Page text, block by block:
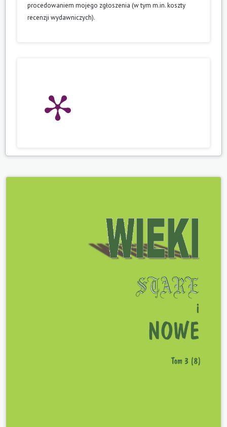
procedowaniem mojego zgłoszenia (w tym m.in. koszty
recenzji wydawniczych).